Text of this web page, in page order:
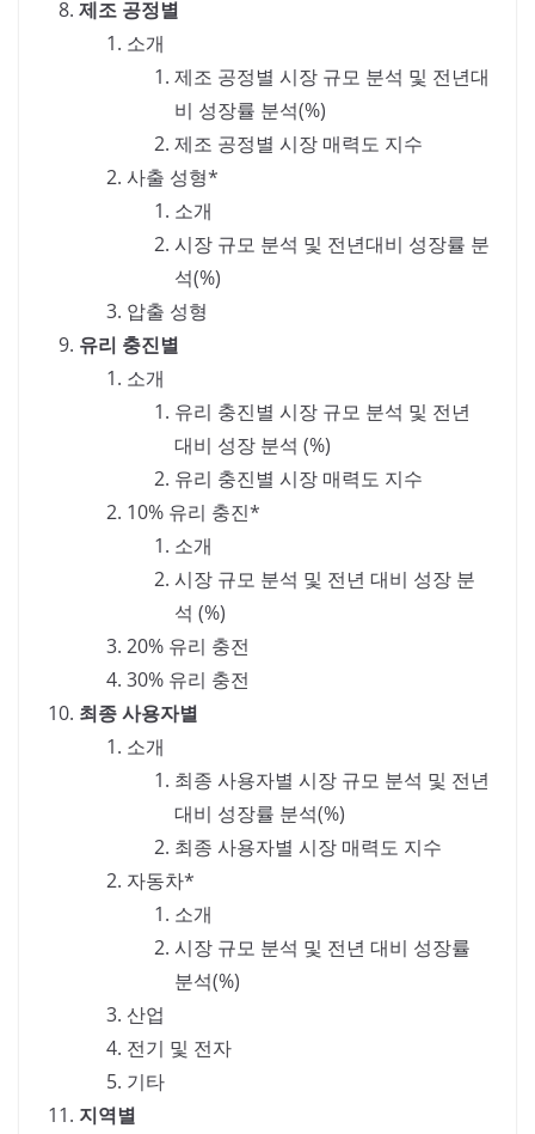
제조 공정별
소개
제조 공정별 시장 규모 분석 및 전년대
비 성장률 분석(%)
제조 공정별 시장 매력도 지수
사출 성형*
소개
시장 규모 분석 및 전년대비 성장률 분
석(%)
압출 성형
유리 충진별
소개
유리 충진별 시장 규모 분석 및 전년
대비 성장 분석 (%)
유리 충진별 시장 매력도 지수
10% 유리 충진*
소개
시장 규모 분석 및 전년 대비 성장 분
석 (%)
20% 유리 충전
30% 유리 충전
최종 사용자별
소개
최종 사용자별 시장 규모 분석 및 전년
대비 성장률 분석(%)
최종 사용자별 시장 매력도 지수
자동차*
소개
시장 규모 분석 및 전년 대비 성장률
분석(%)
산업
전기 및 전자
기타
지역별